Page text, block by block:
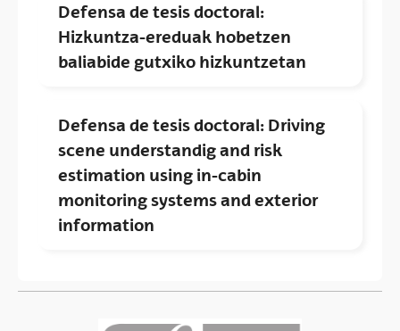
Defensa de tesis doctoral:
Hizkuntza-ereduak hobetzen
baliabide gutxiko hizkuntzetan
Defensa de tesis doctoral: Driving
scene understandig and risk
estimation using in-cabin
monitoring systems and exterior
information